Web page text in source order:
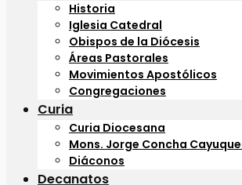
Historia
Iglesia Catedral
Obispos de la Diócesis
Áreas Pastorales
Movimientos Apostólicos
Congregaciones
Curia
Curia Diocesana
Mons. Jorge Concha
Diáconos
Decanatos